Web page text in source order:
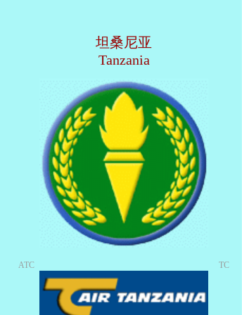
坦桑尼亚
Tanzania
ATC TC